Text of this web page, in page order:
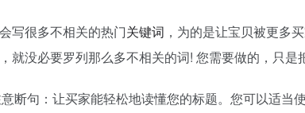
写很多不相关的热门关键词 ，为的是让宝贝被更多
就没必要罗列那么多不相关的词! 您需要做的，只是
断句：让买家能轻松地读懂您的标题。您可以适当